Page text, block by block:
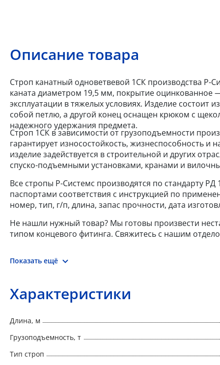
Описание товара
Строп канатный одноветвевой 1СК производства Р-
каната диаметром 19,5 мм, покрытие оцинкованное
эксплуатации в тяжелых условиях. Изделие состоит
собой петлю, а другой конец оснащен крюком с
надежного удержания предмета.
Строп 1СК в зависимости от грузоподъемности
гарантирует износостойкость, жизнеспособность
изделие задействуется в строительной и других
спуско-подъемными установками, кранами и
Все стропы Р-Системс производятся по стандарту
паспортами соответствия с инструкцией по
номер, тип, г/п, длина, запас прочности, дата
Не нашли нужный товар? Мы готовы произвести
типом концевого фитинга. Свяжитесь с нашим
Показать ещё
Характеристики
Длина, м
Грузоподъемность, т
Тип строп